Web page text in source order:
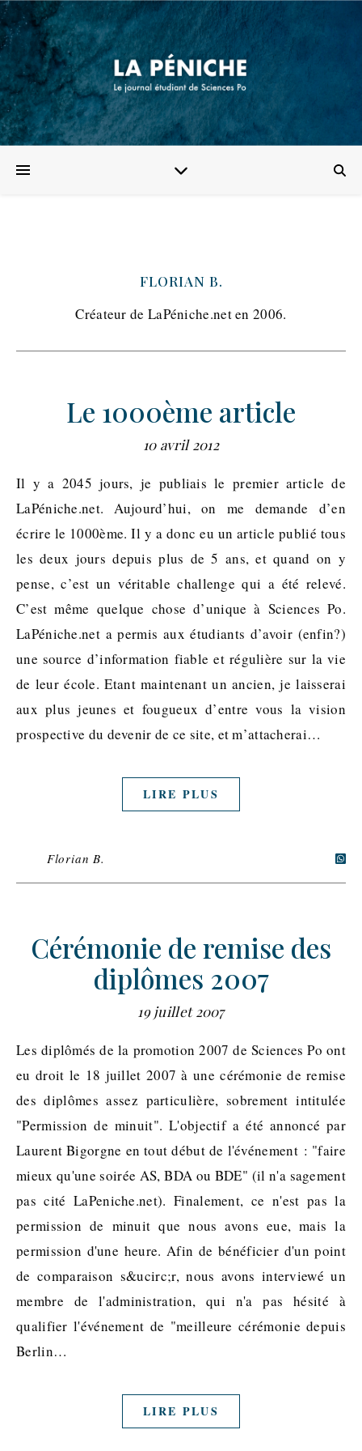
FLORIAN B.
Créateur de LaPéniche.net en 2006.
Le 1000ème article
10 avril 2012
Il y a 2045 jours, je publiais le premier article de
LaPéniche.net. Aujourd’hui, on me demande d’en
écrire le 1000ème. Il y a donc eu un article publié tous
les deux jours depuis plus de 5 ans, et quand on y
pense, c’est un véritable challenge qui a été relevé.
C’est même quelque chose d’unique à Sciences Po.
LaPéniche.net a permis aux étudiants d’avoir (enfin?)
une source d’information fiable et régulière sur la vie
de leur école. Etant maintenant un ancien, je laisserai
aux plus jeunes et fougueux d’entre vous la vision
prospective du devenir de ce site, et m’attacherai…
LIRE PLUS
Florian B.
Cérémonie de remise des
diplômes 2007
19 juillet 2007
Les diplômés de la promotion 2007 de Sciences Po ont
eu droit le 18 juillet 2007 à une cérémonie de remise
des diplômes assez particulière, sobrement intitulée
"Permission de minuit". L'objectif a été annoncé par
Laurent Bigorgne en tout début de l'événement : "faire
mieux qu'une soirée AS, BDA ou BDE" (il n'a sagement
pas cité LaPeniche.net). Finalement, ce n'est pas la
permission de minuit que nous avons eue, mais la
permission d'une heure. Afin de bénéficier d'un point
de comparaison s&ucirc;r, nous avons interviewé un
membre de l'administration, qui n'a pas hésité à
qualifier l'événement de "meilleure cérémonie depuis
Berlin…
LIRE PLUS